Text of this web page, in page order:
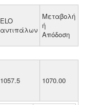
ELO
αντιπάλων
Μεταβολή
ή
Απόδοση
1057.5 1070.00